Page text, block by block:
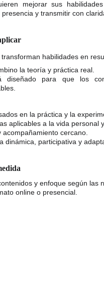
mejorar sus
y transmitir con
habilidades en
la teoría y práctica real.
diseñado para que los
en la práctica y la
aplicables a la vida personal
acompañamiento cercano.
dinámica, participativa y
y enfoque según las
online o presencial.​